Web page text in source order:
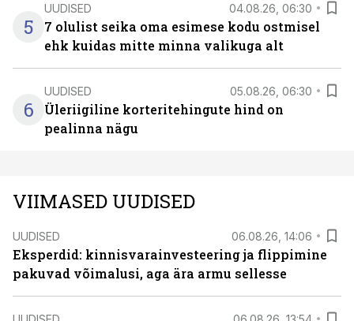
5
UUDISED 04.08.26, 06:30
7 olulist seika oma esimese kodu ostmisel
ehk kuidas mitte minna valikuga alt
6
UUDISED 05.08.26, 06:30
Üleriigiline korteritehingute hind on
pealinna nägu
VIIMASED UUDISED
UUDISED 06.08.26, 14:06
Eksperdid: kinnisvarainvesteering ja flippimine
pakuvad võimalusi, aga ära armu sellesse